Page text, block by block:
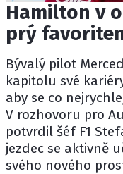
Hamilton v
prý
Bývalý pilot
kapitolu své
aby se co
V rozhovoru pro
potvrdil šéf F1
jezdec se aktivně
svého nového